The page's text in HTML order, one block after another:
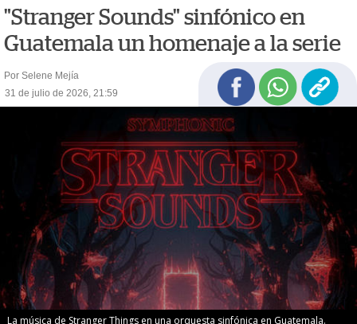
"Stranger Sounds" sinfónico en
Guatemala un homenaje a la serie
Por Selene Mejía
31 de julio de 2026, 21:59
La música de Stranger Things en una orquesta sinfónica en Guatemala.